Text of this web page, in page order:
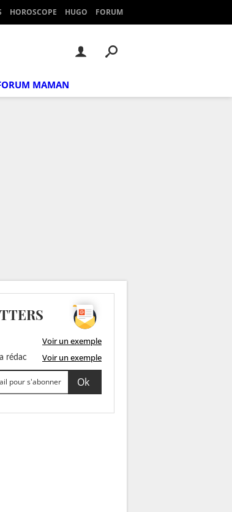
HOROSCOPE HUGO FORUM
MAMAN
Voir un exemple
rédac Voir un exemple